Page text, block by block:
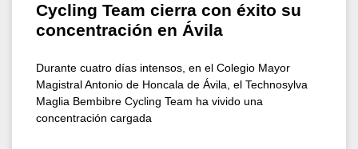
Cycling Team cierra con éxito su
concentración en Ávila
Durante cuatro días intensos, en el Colegio Mayor
Magistral Antonio de Honcala de Ávila, el Technosylva
Maglia Bembibre Cycling Team ha vivido una
concentración cargada